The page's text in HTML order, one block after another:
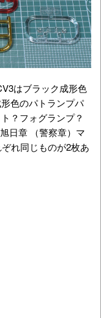
はブラック成形色
色のパトランプパ
？フォグランプ？
旭日章 （警察章）マ
れ同じものが2枚あ